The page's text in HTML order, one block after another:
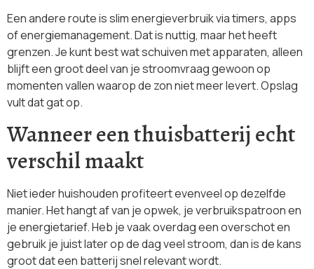
Een andere route is slim energieverbruik via timers, apps
of energiemanagement. Dat is nuttig, maar het heeft
grenzen. Je kunt best wat schuiven met apparaten, alleen
blijft een groot deel van je stroomvraag gewoon op
momenten vallen waarop de zon niet meer levert. Opslag
vult dat gat op.
Wanneer een thuisbatterij echt
verschil maakt
Niet ieder huishouden profiteert evenveel op dezelfde
manier. Het hangt af van je opwek, je verbruikspatroon en
je energietarief. Heb je vaak overdag een overschot en
gebruik je juist later op de dag veel stroom, dan is de kans
groot dat een batterij snel relevant wordt.